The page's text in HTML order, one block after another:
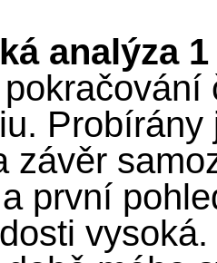
analýza 1
závěr
první